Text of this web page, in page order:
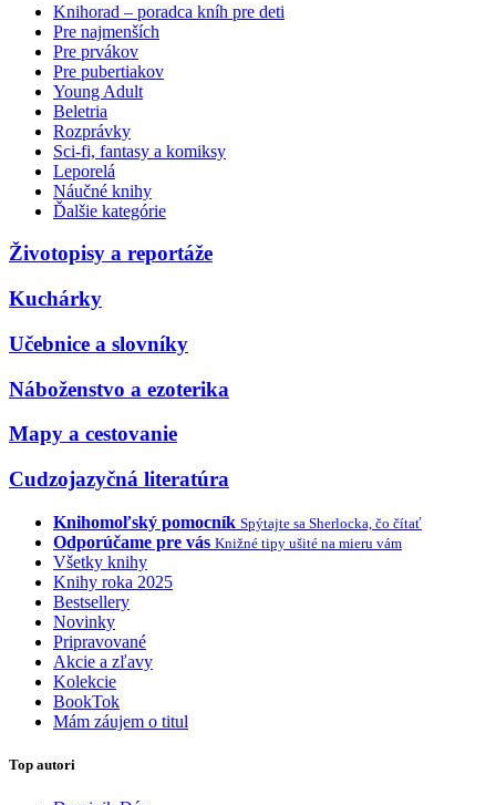
Knihorad – poradca kníh pre deti
Pre najmenších
Pre prvákov
Pre pubertiakov
Young Adult
Beletria
Rozprávky
Sci-fi, fantasy a komiksy
Leporelá
Náučné knihy
Ďalšie kategórie
Životopisy a reportáže
Kuchárky
Učebnice a slovníky
Náboženstvo a ezoterika
Mapy a cestovanie
Cudzojazyčná literatúra
Knihomoľský pomocník Spýtajte sa Sherlocka, čo čítať
Odporúčame pre vás Knižné tipy ušité na mieru vám
Všetky knihy
Knihy roka 2025
Bestsellery
Novinky
Pripravované
Akcie a zľavy
Kolekcie
BookTok
Mám záujem o titul
Top autori